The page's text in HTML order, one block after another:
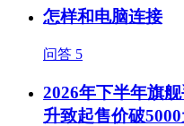
怎样和电脑连接
问答 5
2026年下半年旗
升致起售价破